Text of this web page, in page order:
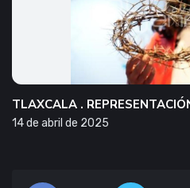
TLAXCALA .
14 de abril de 2025